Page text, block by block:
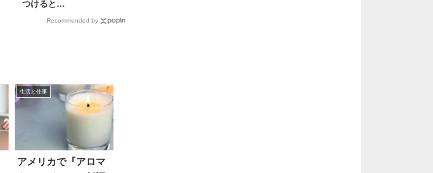
つけると…
Recommended by
生活と仕事
アメリカで『アロマ